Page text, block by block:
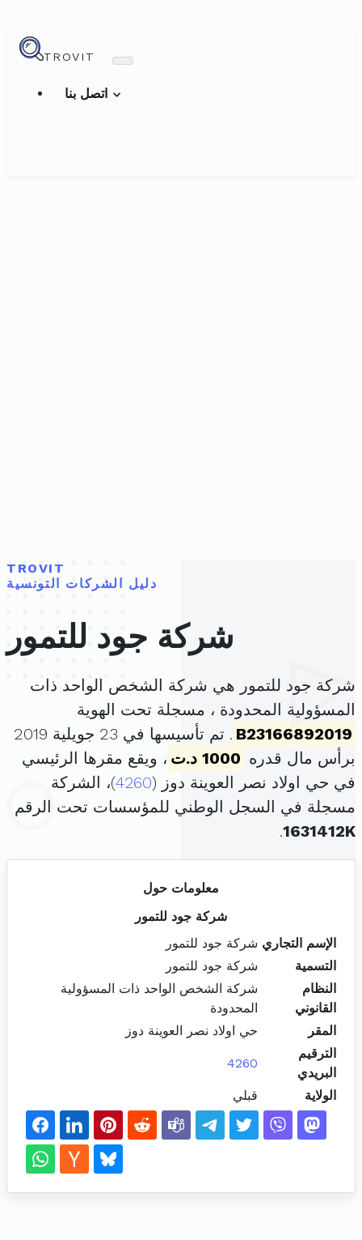
TROVIT
TROVIT
دليل الشركات التونسية
شركة جود للتمور
شركة جود للتمور هي شركة الشخص الواحد ذات
المسؤولية المحدودة ، مسجلة تحت الهوية
B23166892019
. تم تأسيسها في 23 جويلية 2019
برأس مال قدره 1000 د.ت
، ويقع مقرها الرئيسي
في حي اولاد نصر العوينة دوز (4260)، الشركة
مسجلة في السجل الوطني للمؤسسات تحت الرقم
1631412K
.
معلومات حول
شركة جود للتمور
الإسم التجاري شركة جود للتمور
التسمية
شركة جود للتمور
النظام
القانوني
شركة الشخص الواحد ذات المسؤولية
المحدودة
المقر
حي اولاد نصر العوينة دوز
الترقيم
البريدي
4260
الولاية قبلي